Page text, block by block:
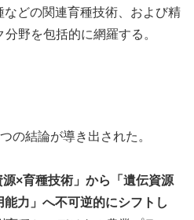
どの関連育種技術、および精
野を包括的に網羅する。
の結論が導き出された。
×育種技術」から「遺伝資源
力」へ不可逆的にシフトし